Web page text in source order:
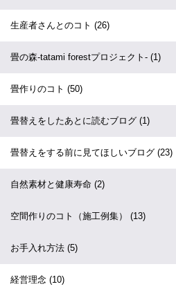
生産者さんとのコト (26)
畳の森-tatami forestプロジェクト- (1)
畳作りのコト (50)
畳替えをしたあとに読むブログ (1)
畳替えをする前に見てほしいブログ (23)
自然素材と健康寿命 (2)
空間作りのコト（施工例集） (13)
お手入れ方法 (5)
経営理念 (10)